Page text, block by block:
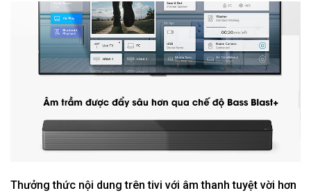
Thưởng thức nội dung trên tivi với âm thanh tuyệt vời hơn